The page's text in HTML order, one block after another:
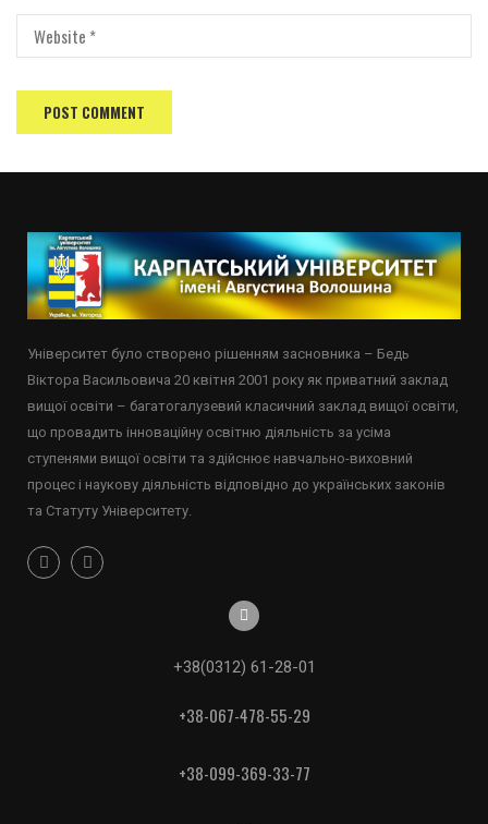
Університет було створено рішенням засновника – Бедь
Віктора Васильовича 20 квітня 2001 року як приватний заклад
вищої освіти – багатогалузевий класичний заклад вищої освіти,
що провадить інноваційну освітню діяльність за усіма
ступенями вищої освіти та здійснює навчально-виховний
процес і наукову діяльність відповідно до українських законів
та Статуту Університету.
+38(0312) 61-28-01
+38-067-478-55-29
+38-099-369-33-77